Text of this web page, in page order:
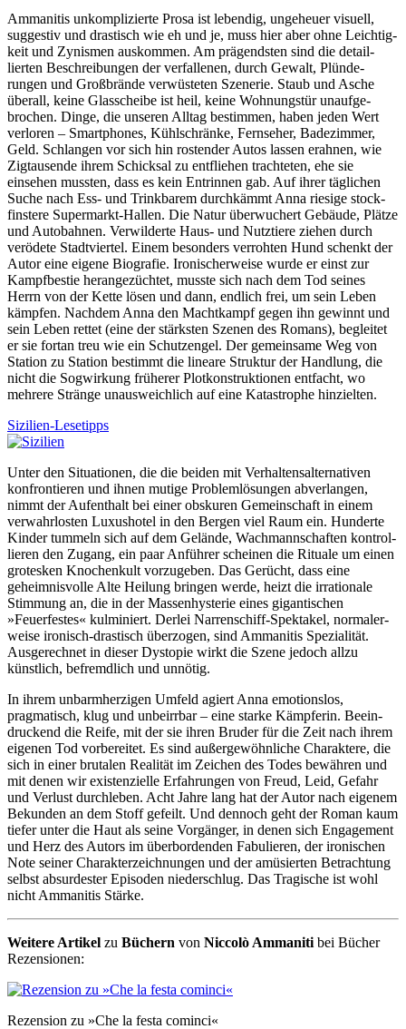
Ammanitis unkomplizierte Prosa ist lebendig, ungeheuer visuell,
suggestiv und drastisch wie eh und je, muss hier aber ohne Leichtig­
keit und Zynismen auskommen. Am prägendsten sind die detail­
lierten Beschrei­bungen der verfallenen, durch Gewalt, Plünde­
rungen und Großbrände verwüsteten Szenerie. Staub und Asche
überall, keine Glasscheibe ist heil, keine Wohnungstür unaufge­
brochen. Dinge, die unseren Alltag bestimmen, haben jeden Wert
verloren – Smartphones, Kühl­schränke, Fernseher, Badezimmer,
Geld. Schlangen vor sich hin rostender Autos lassen erahnen, wie
Zigtausende ihrem Schicksal zu entfliehen trachteten, ehe sie
einsehen mussten, dass es kein Entrinnen gab. Auf ihrer täglichen
Suche nach Ess- und Trinkbarem durchkämmt Anna riesige stock­
finstere Supermarkt-Hallen. Die Natur überwuchert Gebäude, Plätze
und Autobahnen. Verwilderte Haus- und Nutztiere ziehen durch
verödete Stadt­viertel. Einem besonders verrohten Hund schenkt der
Autor eine eigene Biografie. Ironischer­weise wurde er einst zur
Kampfbestie herange­züchtet, musste sich nach dem Tod seines
Herrn von der Kette lösen und dann, endlich frei, um sein Leben
kämpfen. Nachdem Anna den Machtkampf gegen ihn gewinnt und
sein Leben rettet (eine der stärksten Szenen des Romans), begleitet
er sie fortan treu wie ein Schutzengel. Der gemeinsame Weg von
Station zu Station bestimmt die lineare Struktur der Handlung, die
nicht die Sogwirkung früherer Plot­konstruk­tionen entfacht, wo
mehrere Stränge unaus­weich­lich auf eine Katastrophe hinzielten.
Sizilien-Lesetipps
Unter den Situationen, die die beiden mit Verhaltens­alterna­tiven
konfron­tieren und ihnen mutige Problem­lösungen abverlangen,
nimmt der Aufenthalt bei einer obskuren Gemein­schaft in einem
verwahr­losten Luxushotel in den Bergen viel Raum ein. Hunderte
Kinder tummeln sich auf dem Gelände, Wach­mann­schaften kontrol­
lieren den Zugang, ein paar Anführer scheinen die Rituale um einen
grotesken Knochenkult vorzugeben. Das Gerücht, dass eine
geheimnis­volle Alte Heilung bringen werde, heizt die irrationale
Stimmung an, die in der Massen­hysterie eines giganti­schen
»Feuerfestes« kulminiert. Derlei Narren­schiff-Spektakel, normaler­
weise ironisch-drastisch überzogen, sind Ammanitis Spezialität.
Aus­gerech­net in dieser Dystopie wirkt die Szene jedoch allzu
künstlich, befremdlich und unnötig.
In ihrem unbarmherzigen Umfeld agiert Anna emotionslos,
pragmatisch, klug und unbeirrbar – eine starke Kämpferin. Beein­
druckend die Reife, mit der sie ihren Bruder für die Zeit nach ihrem
eigenen Tod vorbereitet. Es sind außer­gewöhn­liche Charaktere, die
sich in einer brutalen Realität im Zeichen des Todes bewähren und
mit denen wir existen­zielle Erfahrungen von Freud, Leid, Gefahr
und Verlust durchleben. Acht Jahre lang hat der Autor nach eigenem
Bekunden an dem Stoff gefeilt. Und dennoch geht der Roman kaum
tiefer unter die Haut als seine Vorgänger, in denen sich Engagement
und Herz des Autors im über­borden­den Fabulieren, der ironischen
Note seiner Charakter­zeichnun­gen und der amüsierten Betrachtung
selbst absurdester Episoden nieder­schlug. Das Tragische ist wohl
nicht Ammanitis Stärke.
Weitere Artikel zu Büchern von Niccolò Ammaniti bei Bücher
Rezensionen:
Rezension zu »Che la festa cominci«